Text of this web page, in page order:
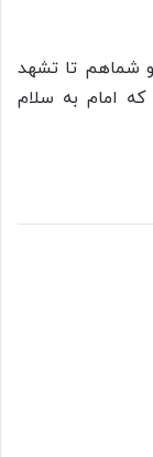
شماهم تا تشهد
که امام به سلام